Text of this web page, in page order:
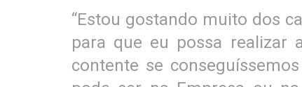
“Estou gostando muito dos
para que eu possa realizar
contente se